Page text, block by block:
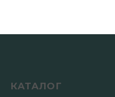
КАТАЛОГ